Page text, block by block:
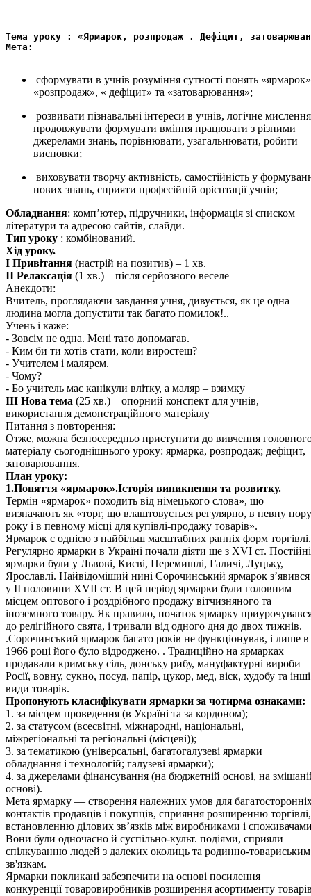
Тема уроку : «Ярмарок, розпродаж . Дефіцит,
Мета:
сформувати в учнів розуміння сутності понять
«розпродаж», « дефіцит» та «затоварювання»;
розвивати пізнавальні інтереси в учнів, логічне
продовжувати формувати вміння працювати з різними
джерелами знань, порівнювати, узагальнювати, робити
висновки;
виховувати творчу активність, самостійність у
нових знань, сприяти професійній орієнтації учнів;
Обладнання: комп’ютер, підручники, інформація зі списком
літератури та адресою сайтів, слайди.
Тип уроку : комбінований.
Хід уроку.
I Привітання (настрій на позитив) – 1 хв.
ІІ Релаксація (1 хв.) – після серйозного веселе
Анекдоти:
Вчитель, проглядаючи завдання учня, дивується, як це одна
людина могла допустити так багато помилок!..
Учень і каже:
- Зовсім не одна. Мені тато допомагав.
- Ким би ти хотів стати, коли виростеш?
- Учителем і малярем.
- Чому?
- Бо учитель має канікули влітку, а маляр – взимку
ІІI Нова тема (25 хв.) – опорний конспект для учнів,
використання демонстраційного матеріалу
Питання з повторення:
Отже, можна безпосередньо приступити до вивчення
матеріалу сьогоднішнього уроку: ярмарка, розпродаж; дефіцит,
затоварювання.
План уроку:
1.Поняття «ярмарок».Історія виникнення та розвитку.
Термін «ярмарок» походить від німецького слова», що
визначають як «торг, що влаштовується регулярно, в певну пору
року і в певному місці для купівлі-продажу товарів».
Ярмарок є однією з найбільш масштабних ранніх форм торгівлі.
Регулярно ярмарки в Україні почали діяти ще з ХVІ ст. Постійні
ярмарки були у Львові, Києві, Перемишлі, Галичі, Луцьку,
Ярославлі. Найвідоміший нині Сорочинський ярмарок з’явився
у II половини ХVІІ ст. В цей період ярмарки були головним
місцем оптового і роздрібного продажу вітчизняного та
іноземного товару. Як правило, початок ярмарку
до релігійного свята, і тривали від одного дня до двох тижнів.
.Сорочинський ярмарок багато років не функціонував, і лише в
1966 році його було відроджено. . Традиційно на ярмарках
продавали кримську сіль, донську рибу, мануфактурні вироби
Росії, вовну, сукно, посуд, папір, цукор, мед, віск, худобу та інші
види товарів.
Пропонують класифікувати ярмарки за чотирма ознаками:
1. за місцем проведення (в Україні та за кордоном);
2. за статусом (всесвітні, міжнародні, національні,
міжрегіональні та регіональні (місцеві));
3. за тематикою (універсальні, багатогалузеві ярмарки
обладнання і технологій; галузеві ярмарки);
4. за джерелами фінансування (на бюджетній основі, на
основі).
Мета ярмарку — створення належних умов для
контактів продавців і покупців, сприяння розширенню торгівлі,
встановленню ділових зв’язків між виробниками і
Вони були одночасно й суспільно-культ. подіями, сприяли
спілкуванню людей з далеких околиць та родинно-товариським
зв'язкам.
Ярмарки покликані забезпечити на основі посилення
конкуренції товаровиробників розширення асортименту